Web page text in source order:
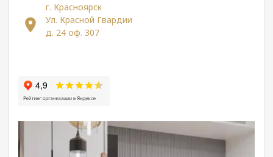
г. Красноярск
Ул. Красной Гвардии
д. 24 оф. 307